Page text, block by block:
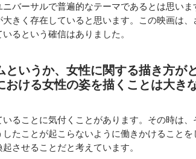
バーサルで普遍的なテーマであるとは思い
きく存在していると思います。この映画は
るという確信はありました。
というか、女性に関する描き方が
ける女性の姿を描くことは大き
ることに気付くことがあります。その時は
たことが起こらないように働きかけること
させることだと考えています。